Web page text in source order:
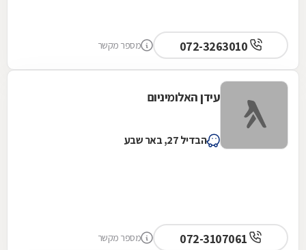
מספר מקשר
עידן האלומיניום
הבדיל 27, באר שבע
מספר מקשר